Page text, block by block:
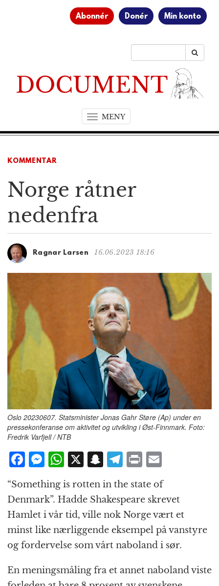
Abonnér Donér Min konto
MENYT
o
a
t
KOMMENTAR
Norge råtner
nedenfra
Ragnar Larsen 16.06.2023 18:16
Oslo 20230607. Statsminister Jonas Gahr Støre (Ap) under en
pressekonferanse om aktivitet og utvikling i Øst-Finnmark. Foto:
Fredrik Varfjell / NTB
F
c
e
b
o
o
k
M
e
ss
e
n
g
e
r
W
h
at
s
A
p
p
X S
n
a
p
c
h
at
T
e
g
r
a
m
P
n
t
m
ai
l
“Something is rotten in the state of
Denmark”. Hadde Shakespeare skrevet
Hamlet i vår tid, ville nok Norge vært et
minst like nærliggende eksempel på vanstyre
og fordervelse som vårt naboland i sør.
En meningsmåling fra et annet naboland viste